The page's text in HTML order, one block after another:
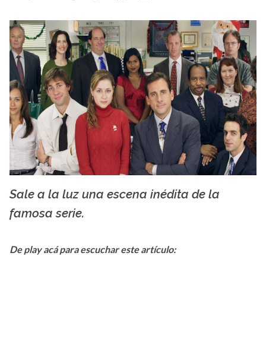
Sale a la luz una escena inédita de la
famosa serie.
De play acá para escuchar este artículo: